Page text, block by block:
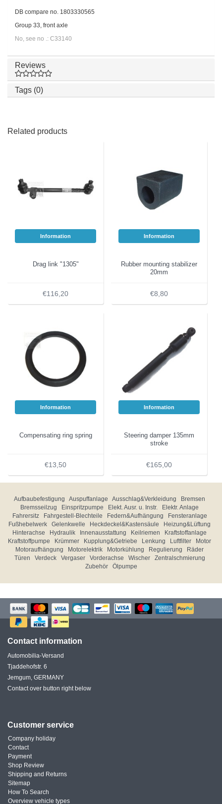
DB compare no. 1803330565
Group 33, front axle
No, see no .: C33140
Reviews
Tags (0)
Related products
Information
Drag link "1305"
€116,20
Information
Rubber mounting stabilizer
20mm
€8,80
Information
Compensating ring spring
€13,50
Information
Steering damper 135mm
stroke
€165,00
Aufbaubefestigung Auspuffanlage Ausschlag&Verkleidung
Bremsen
Bremsseilzug
Einspritzpumpe Elekt. Ausr. u. Instr.
Elektr. Anlage
Fahrersitz
Fahrgestell-Blechteile Federn&Aufhängung
Fensteranlage
Fußhebelwerk
Gelenkwelle Heckdeckel&Kastensäule
Heizung&Lüftung
Hinterachse
Hydraulik Innenausstattung Keilriemen
Kraftstoffanlage
Kraftstoffpumpe
Krümmer Kupplung&Getriebe Lenkung Luftfilter
Motor
Motoraufhängung
Motorelektrik Motorkühlung Regulierung
Räder
Türen
Verdeck Vergaser Vorderachse Wischer
Zentralschmierung
Zubehör
Ölpumpe
Contact information
Automobilia-Versand
Tjaddehofstr. 6
Jemgum, GERMANY
Contact over button right below
Customer service
Company holiday
Contact
Payment
Shop Review
Shipping and Returns
Sitemap
How To Search
Overview vehicle types